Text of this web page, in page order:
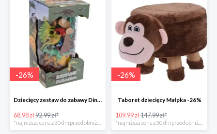
-26%
Dziecięcy zestaw do zabawy Dinosaur Collection -26%
68.98 zł92.99 zł*
-26%
Taboret dziecięcy Małpka -26%
109.99 zł147.99 zł*